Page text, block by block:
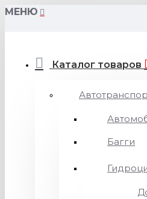
МЕНЮ
Каталог товаров
Багги